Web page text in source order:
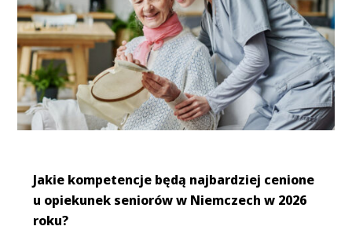
Jakie kompetencje będą najbardziej cenione
u opiekunek seniorów w Niemczech w 2026
roku?